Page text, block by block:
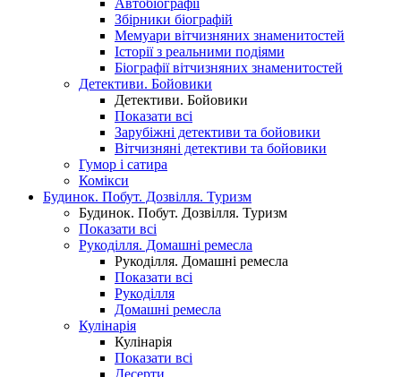
Автобіографії
Збірники біографій
Мемуари вітчизняних знаменитостей
Історії з реальними подіями
Біографії вітчизняних знаменитостей
Детективи. Бойовики
Детективи. Бойовики
Показати всі
Зарубіжні детективи та бойовики
Вітчизняні детективи та бойовики
Гумор і сатира
Комікси
Будинок. Побут. Дозвілля. Туризм
Будинок. Побут. Дозвілля. Туризм
Показати всі
Рукоділля. Домашні ремесла
Рукоділля. Домашні ремесла
Показати всі
Рукоділля
Домашні ремесла
Кулінарія
Кулінарія
Показати всі
Десерти